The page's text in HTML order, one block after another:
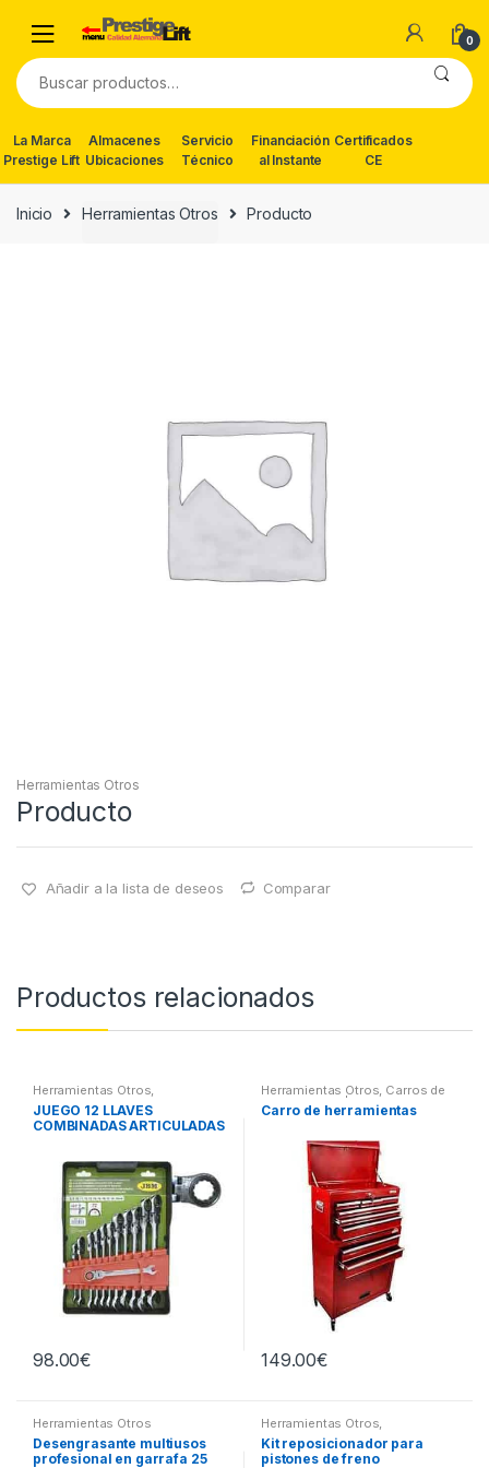
navigation
content
0
Buscar
por:
La Marca
Prestige Lift
Almacenes
Ubicaciones
Servicio
Técnico
Financiación
al Instante
Certificados
CE
Inicio Herramientas Otros Producto
Herramientas Otros
Producto
Añadir a la lista de deseos Comparar
Productos relacionados
Herramientas Otros,
Herramientas De Mano
Herramientas De Mano
JUEGO 12 LLAVES
COMBINADAS ARTICULADAS
98.00€
Herramientas Otros, Carros de
Herramientas | Bancos
Carro de herramientas
149.00€
Herramientas Otros
Desengrasante multiusos
profesional en garrafa 25
Herramientas Otros,
Herramientas Frenos y
Refrigeración
Kit reposicionador para
pistones de freno